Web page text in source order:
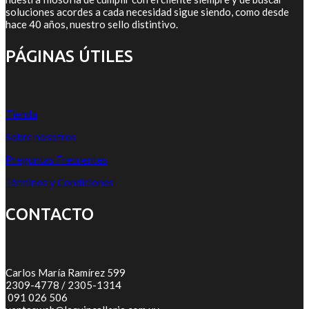
soluciones acordes a cada necesidad sigue siendo, como desde
hace 40 años, nuestro sello distintivo.
PÁGINAS ÚTILES
Tienda
Sobre nosotros
Preguntas Frecuentes
Términos y Condiciones
CONTACTO
Carlos María Ramírez 599
2309-4778 / 2305-1314
091 026 506